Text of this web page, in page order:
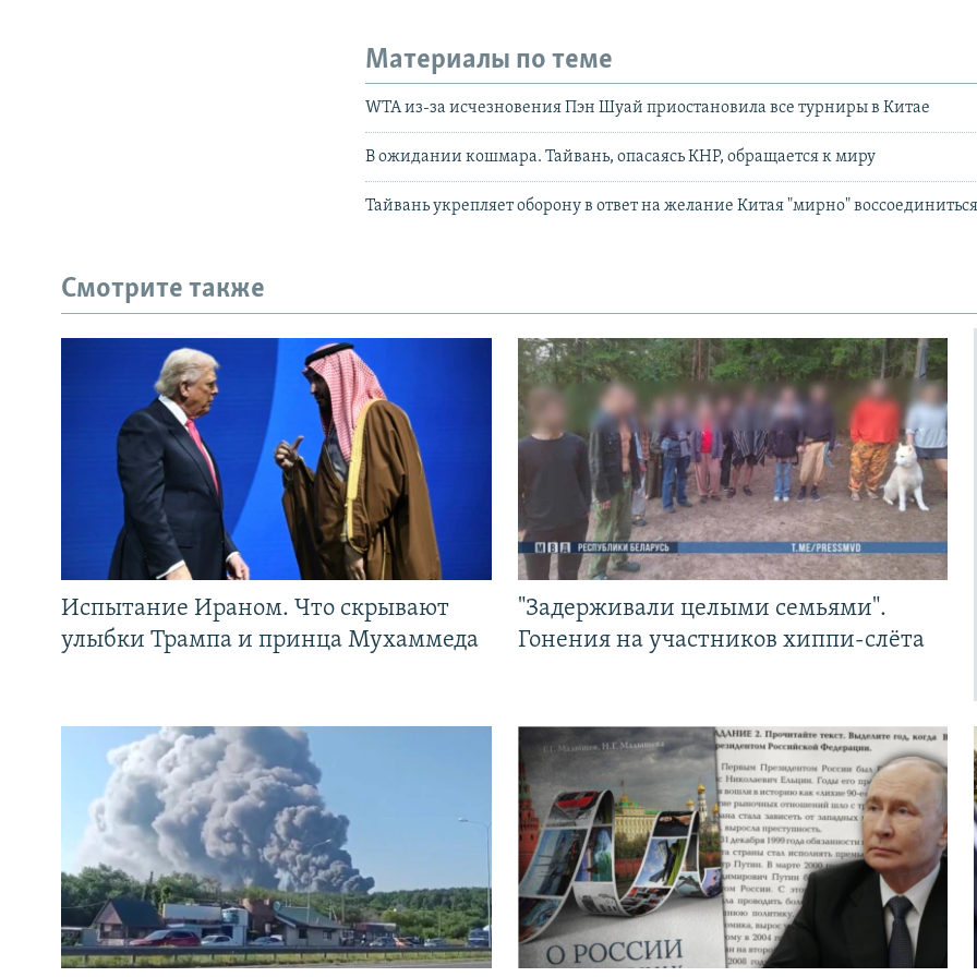
Материалы по теме
WTA из-за исчезновения Пэн Шуай приостановила все турниры в Китае
В ожидании кошмара. Тайвань, опасаясь КНР, обращается к миру
Тайвань укрепляет оборону в ответ на желание Китая "мирно"
Смотрите также
Испытание Ираном. Что скрывают
улыбки Трампа и принца Мухаммеда
"Задерживали целыми семьями".
Гонения на участников хиппи-слёта